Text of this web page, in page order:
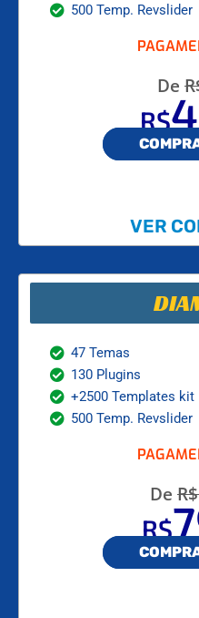
500 Temp. Revslider
De
R$
VER
47 Temas
130 Plugins
+2500 Templates kit
500 Temp. Revslider
De
R$